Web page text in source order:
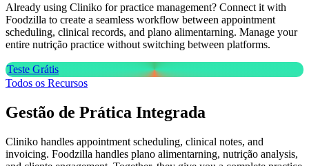
Already using Cliniko for practice management? Connect it with
Foodzilla to create a seamless workflow between appointment
scheduling, clinical records, and plano alimentarning. Manage your
entire nutrição practice without switching between platforms.
Teste Grátis
Todos os Recursos
Gestão de Prática Integrada
Cliniko handles appointment scheduling, clinical notes, and
invoicing. Foodzilla handles plano alimentarning, nutrição analysis,